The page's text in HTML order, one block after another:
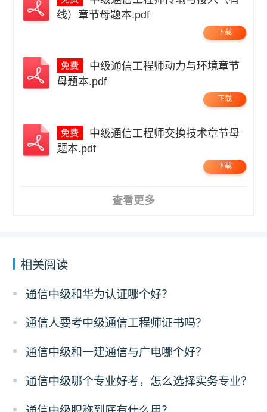
线）章节母题本.pdf
下载
母题本.pdf
下载
题本.pdf
下载
查看更多
相关阅读
通信中级和华为认证哪个好？
通信人要考中级通信工程师证书吗？
通信中级和一建通信与广电哪个好？
通信中级哪个专业好考，怎么选择实务专业？